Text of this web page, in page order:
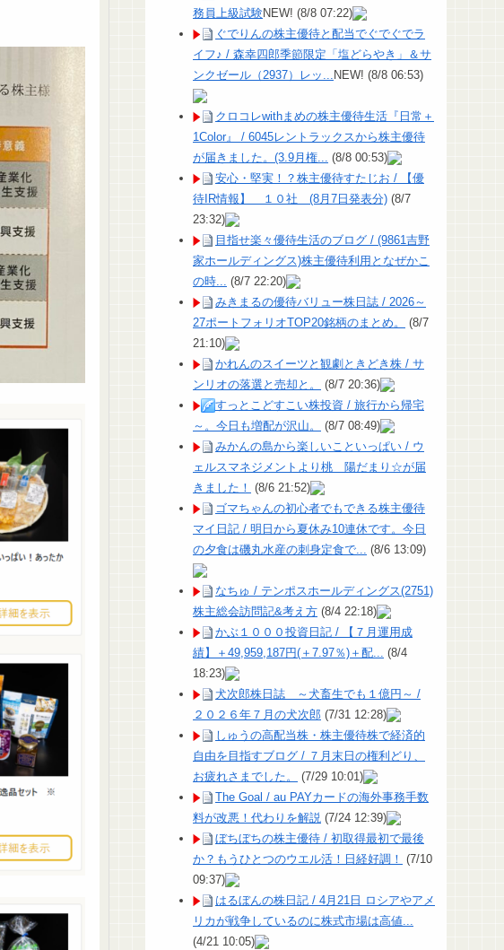
務員上級試験NEW! (8/8 07:22)
ぐでりんの株主優待と配当でぐでぐでラ
イフ♪ / 森幸四郎季節限定「塩どらやき」＆サ
ンクゼール（2937）レッ... NEW! (8/8 06:53)
クロコレwithまめの株主優待生活『日常＋
1Color』 / 6045レントラックスから株主優待
が届きました。(3.9月権...
(8/8 00:53)
安心・堅実！？株主優待すたじお / 【優
待IR情報】 １０社 (8月7日発表分) (8/7
23:32)
目指せ楽々優待生活のブログ / (9861吉野
家ホールディングス)株主優待利用となぜかこ
の時...
(8/7 22:20)
みきまるの優待バリュー株日誌 / 2026～
27ポートフォリオTOP20銘柄のまとめ。
(8/7
21:10)
かれんのスイーツと観劇ときどき株 / サ
ンリオの落選と売却と。
(8/7 20:36)
すっとこどすこい株投資 / 旅行から帰宅
～。今日も増配が沢山。
(8/7 08:49)
みかんの島から楽しいこといっぱい / ウ
ェルスマネジメントより桃 陽だまり☆が届
きました！ (8/6 21:52)
ゴマちゃんの初心者でもできる株主優待
マイ日記 / 明日から夏休み10連休です。今日
の夕食は磯丸水産の刺身定食で...
(8/6 13:09)
なちゅ / テンポスホールディングス(2751)
株主総会訪問記&考え方 (8/4 22:18)
かぶ１０００投資日記 / 【７月運用成
績】＋49,959,187円(＋7.97％)＋配...
(8/4
18:23)
犬次郎株日誌 ～犬畜生でも１億円～ /
２０２６年７月の犬次郎 (7/31 12:28)
しゅうの高配当株・株主優待株で経済的
自由を目指すブログ / ７月末日の権利どり、
お疲れさまでした。
(7/29 10:01)
The Goal / au PAYカードの海外事務手数
料が改悪！代わりを解説 (7/24 12:39)
ぼちぼちの株主優待 / 初取得最初で最後
か？もうひとつのウエル活！日経好調！ (7/10
09:37)
はるぼんの株日記 / 4月21日 ロシアやアメ
リカが戦争しているのに株式市場は高値...
(4/21 10:05)